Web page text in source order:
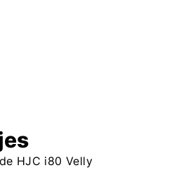
HJC i80 Velly